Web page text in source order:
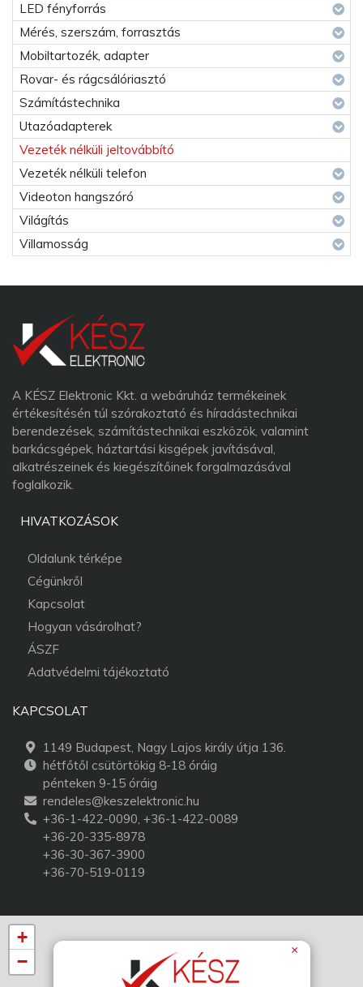
LED fényforrás
Mérés, szerszám, forrasztás
Mobiltartozék, adapter
Rovar- és rágcsálóriasztó
Számítástechnika
Utazóadapterek
Vezeték nélküli jeltovábbító
Vezeték nélküli telefon
Videoton hangszóró
Világítás
Villamosság
A KÉSZ Elektronic Kkt. a webáruház termékeinek
értékesítésén túl szórakoztató és híradástechnikai
berendezések, számítástechnikai eszközök, valamint
barkácsgépek, háztartási kisgépek javításával,
alkatrészeinek és kiegészítőinek forgalmazásával
foglalkozik.
HIVATKOZÁSOK
Oldalunk térképe
Cégünkről
Kapcsolat
Hogyan vásárolhat?
ÁSZF
Adatvédelmi tájékoztató
KAPCSOLAT
1149 Budapest, Nagy Lajos király útja 136.
hétfőtől csütörtökig 8-18 óráig
pénteken 9-15 óráig
rendeles@keszelektronic.hu
+36-1-422-0090, +36-1-422-0089
+36-20-335-8978
+36-30-367-3900
+36-70-519-0119
×
+
−